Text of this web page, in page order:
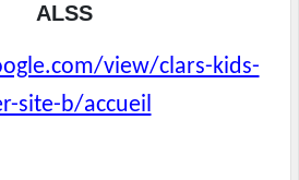
ALSS
view/clars-kids-
site-b/accueil